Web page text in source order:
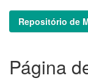
Repositório de
Página